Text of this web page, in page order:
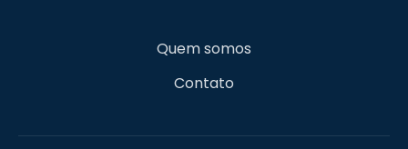
Quem somos
Contato